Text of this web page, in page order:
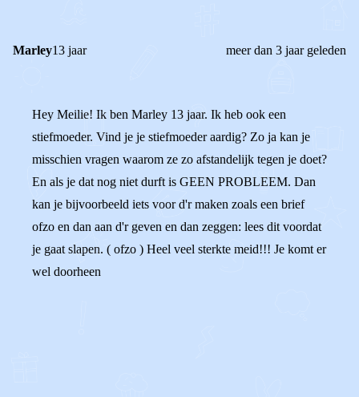
Marley13 jaar meer dan 3 jaar geleden
Hey Meilie! Ik ben Marley 13 jaar. Ik heb ook een
stiefmoeder. Vind je je stiefmoeder aardig? Zo ja kan je
misschien vragen waarom ze zo afstandelijk tegen je doet?
En als je dat nog niet durft is GEEN PROBLEEM. Dan
kan je bijvoorbeeld iets voor d'r maken zoals een brief
ofzo en dan aan d'r geven en dan zeggen: lees dit voordat
je gaat slapen. ( ofzo ) Heel veel sterkte meid!!! Je komt er
wel doorheen